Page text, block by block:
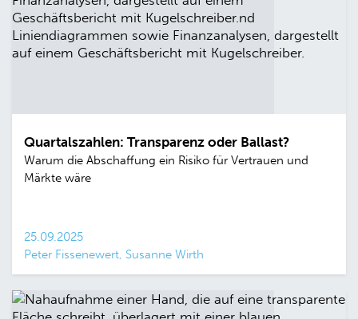
Quartalszahlen: Transparenz oder Ballast?
Warum die Abschaffung ein Risiko für Vertrauen und
Märkte wäre
25.09.2025
Peter Fissenewert, Susanne Wirth